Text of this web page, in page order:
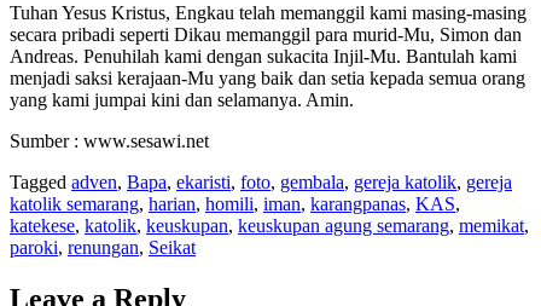
Tuhan Yesus Kristus, Engkau telah memanggil kami masing-masing
secara pribadi seperti Dikau memanggil para murid-Mu, Simon dan
Andreas. Penuhilah kami dengan sukacita Injil-Mu. Bantulah kami
menjadi saksi kerajaan-Mu yang baik dan setia kepada semua orang
yang kami jumpai kini dan selamanya. Amin.
Sumber : www.sesawi.net
Tagged adven, Bapa, ekaristi, foto, gembala, gereja katolik, gereja
katolik semarang, harian, homili, iman, karangpanas, KAS,
katekese, katolik, keuskupan, keuskupan agung semarang, memikat,
paroki, renungan, Seikat
Leave a Reply